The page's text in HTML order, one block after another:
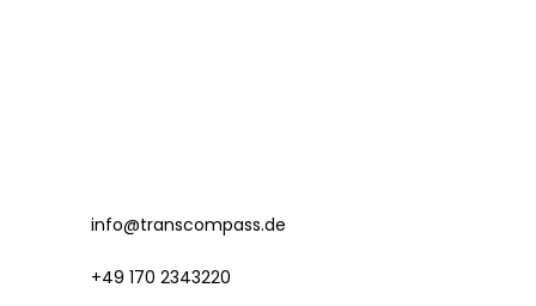
info@transcompass.de
+49 170 2343220